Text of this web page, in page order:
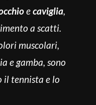
ecaviglia,
a scatti.
muscolari,
e gamba, sono
il tennista e lo